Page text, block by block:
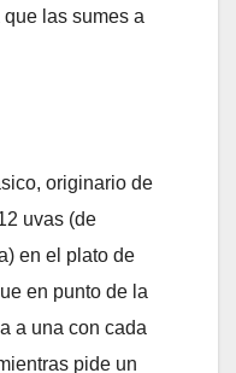
las sumes a
originario de
uvas (de
en el plato de
en punto de la
a una con cada
pide un